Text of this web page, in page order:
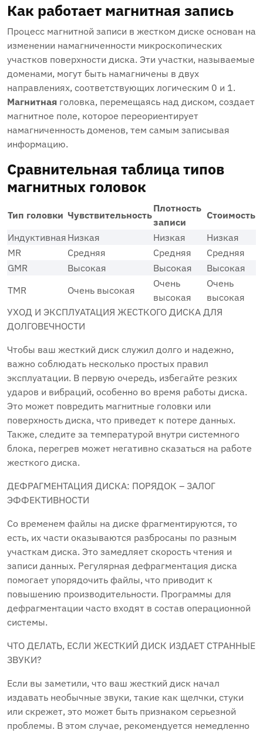
Как работает магнитная запись
Процесс магнитной записи в жестком диске основан на
изменении намагниченности микроскопических
участков поверхности диска. Эти участки, называемые
доменами, могут быть намагничены в двух
направлениях, соответствующих логическим 0 и 1.
Магнитная головка, перемещаясь над диском, создает
магнитное поле, которое переориентирует
намагниченность доменов, тем самым записывая
информацию.
Сравнительная таблица типов
магнитных головок
Тип головки Чувствительность
Плотность
записи
Стоимость
Индуктивная Низкая Низкая
Низкая
MR
Средняя Средняя
Средняя
GMR
Высокая Высокая
Высокая
TMR
Очень высокая
Очень
высокая
Очень
высокая
УХОД И ЭКСПЛУАТАЦИЯ ЖЕСТКОГО ДИСКА ДЛЯ
ДОЛГОВЕЧНОСТИ
Чтобы ваш жесткий диск служил долго и надежно,
важно соблюдать несколько простых правил
эксплуатации. В первую очередь, избегайте резких
ударов и вибраций, особенно во время работы диска.
Это может повредить магнитные головки или
поверхность диска, что приведет к потере данных.
Также, следите за температурой внутри системного
блока, перегрев может негативно сказаться на работе
жесткого диска.
ДЕФРАГМЕНТАЦИЯ ДИСКА: ПОРЯДОК – ЗАЛОГ
ЭФФЕКТИВНОСТИ
Со временем файлы на диске фрагментируются, то
есть, их части оказываются разбросаны по разным
участкам диска. Это замедляет скорость чтения и
записи данных. Регулярная дефрагментация диска
помогает упорядочить файлы, что приводит к
повышению производительности. Программы для
дефрагментации часто входят в состав операционной
системы.
ЧТО ДЕЛАТЬ, ЕСЛИ ЖЕСТКИЙ ДИСК ИЗДАЕТ СТРАННЫЕ
ЗВУКИ?
Если вы заметили, что ваш жесткий диск начал
издавать необычные звуки, такие как щелчки, стуки
или скрежет, это может быть признаком серьезной
проблемы. В этом случае, рекомендуется немедленно